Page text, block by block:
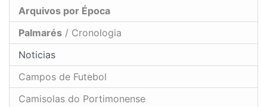
Arquivos por Época
Palmarés / Cronologia
Noticias
Campos de Futebol
Camisolas do Portimonense